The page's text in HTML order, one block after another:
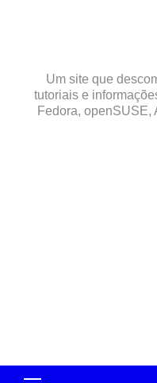
Um site que
tutoriais e
Fedora, openSUSE,